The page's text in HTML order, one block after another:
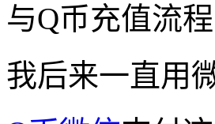
与Q币充值流
我后来一直用